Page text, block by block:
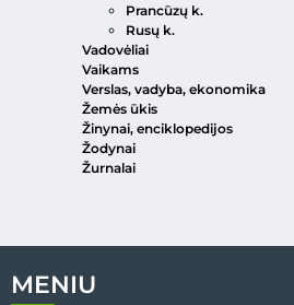
Prancūzų k.
Rusų k.
Vadovėliai
Vaikams
Verslas, vadyba, ekonomika
Žemės ūkis
Žinynai, enciklopedijos
Žodynai
Žurnalai
MENIU